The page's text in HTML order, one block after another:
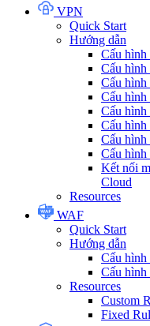
VPN
Quick Start
Hướng dẫn
Cấu
Cấu
Cấu
Cấu
Cấu
Cấu
Cấu
Cấu
Kết nối
Cloud
Resources
WAF
Quick Start
Hướng dẫn
Cấu
Cấu
Resources
Custom
Fixed